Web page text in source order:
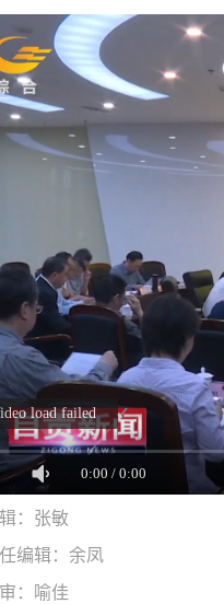
0:00 / 0:00
load failed
：张敏
编辑：余凤
：喻佳